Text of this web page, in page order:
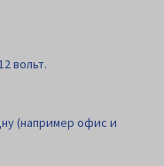
вольт.
(например офис и